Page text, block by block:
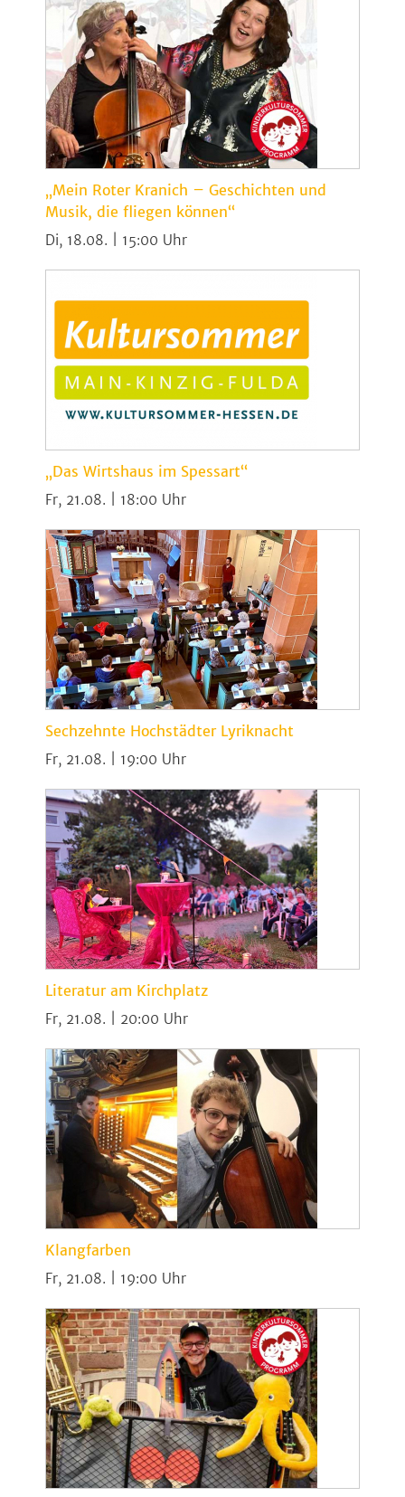
„Mein Roter Kranich – Geschichten und
Musik, die fliegen können“
Di, 18.08. | 15:00
„Das Wirtshaus im Spessart“
Fr, 21.08. | 18:00
Sechzehnte Hochstädter Lyriknacht
Fr, 21.08. | 19:00
Literatur am Kirchplatz
Fr, 21.08. | 20:00
Klangfarben
Fr, 21.08. | 19:00